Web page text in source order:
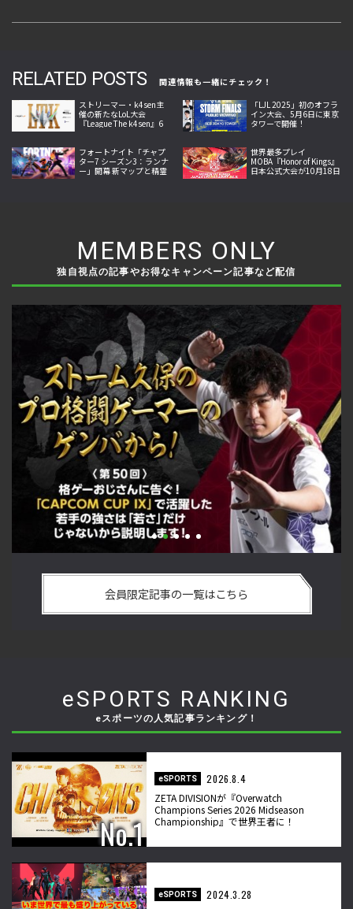
RELATED POSTS
関連情報も一緒にチェック！
ストリーマー・k4sen主
催の新たなLoL大会
『League The k4sen』6
「LJL 2025」初のオフラ
イン大会、5月6日に東京
タワーで開催！
フォートナイト「チャプ
ター7 シーズン3：ランナ
ー」開幕 新マップと精霊
世界最多プレイ
MOBA『Honor of Kings』
日本公式大会が10月18日
MEMBERS ONLY
独自視点の記事やお得なキャンペーン記事など配信
の強さは 「若さ」だけじゃないから説明します！【ストーム
久保のプロ格闘ゲーマーのゲンバから！ 第50回】
会員限定記事の一覧はこちら
eSPORTS RANKING
eスポーツの人気記事ランキング！
eSPORTS
2026.8.4
ZETA DIVISIONが『Overwatch
Champions Series 2026 Midseason
Championship』で世界王者に！
eSPORTS
2024.3.28